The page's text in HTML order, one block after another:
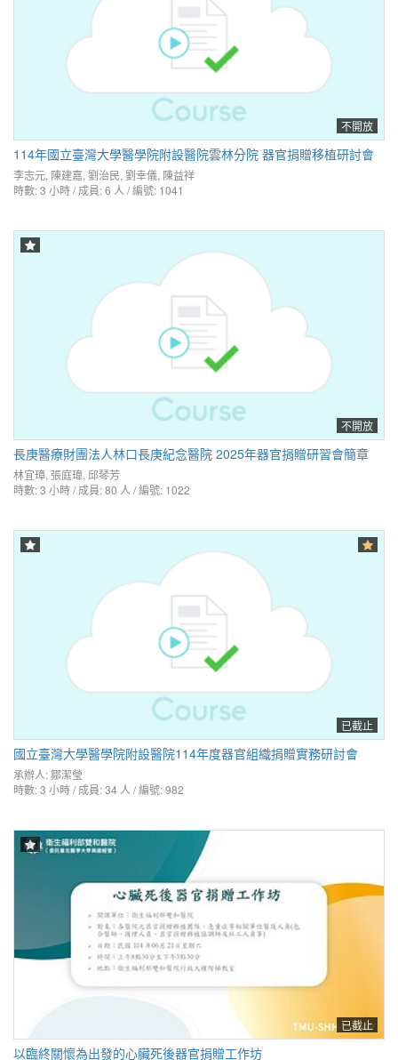
不開放
114年國立臺灣大學醫學院附設醫院雲林分院 器官捐贈移植研討會
李志元, 陳建嘉, 劉治民, 劉幸儀, 陳益祥
時數: 3 小時 / 成員: 6 人 / 編號: 1041
不開放
長庚醫療財團法人林口長庚紀念醫院 2025年器官捐贈研習會簡章
林宜璋, 張庭瑋, 邱琴芳
時數: 3 小時 / 成員: 80 人 / 編號: 1022
已截止
國立臺灣大學醫學院附設醫院114年度器官組織捐贈實務研討會
承辦人:鄒潔瑩
時數: 3 小時 / 成員: 34 人 / 編號: 982
已截止
以臨終關懷為出發的心臟死後器官捐贈工作坊